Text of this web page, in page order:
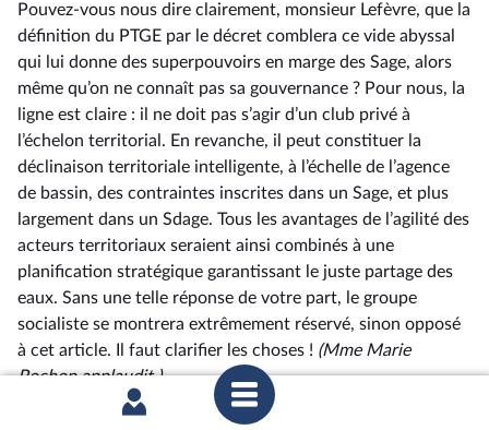
Pouvez-vous nous dire clairement, monsieur Lefèvre, que la
définition du PTGE par le décret comblera ce vide abyssal
qui lui donne des superpouvoirs en marge des Sage, alors
même qu’on ne connaît pas sa gouvernance ? Pour nous, la
ligne est claire : il ne doit pas s’agir d’un club privé à
l’échelon territorial. En revanche, il peut constituer la
déclinaison territoriale intelligente, à l’échelle de l’agence
de bassin, des contraintes inscrites dans un Sage, et plus
largement dans un Sdage. Tous les avantages de l’agilité des
acteurs territoriaux seraient ainsi combinés à une
planification stratégique garantissant le juste partage des
eaux. Sans une telle réponse de votre part, le groupe
socialiste se montrera extrêmement réservé, sinon opposé
à cet article. Il faut clarifier les choses ! (Mme Marie
Pochon applaudit.)
Mme la présidente